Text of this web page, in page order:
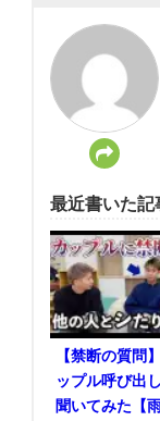
最近書いた記
【禁断の質問
ップル呼び出
聞いてみた【